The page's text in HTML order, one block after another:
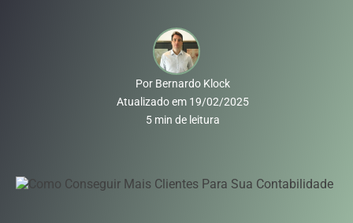
Por Bernardo Klock
Atualizado em 19/02/2025
5 min de leitura